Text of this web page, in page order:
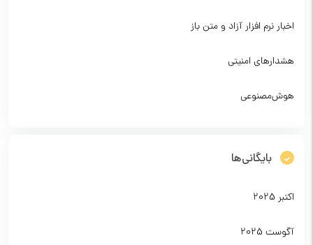
اخبار نرم افزار آزاد و متن باز
هشدارهای امنیتی
هوش‌مصنوعی
بایگانی‌ها
اکتبر 2025
آگوست 2025